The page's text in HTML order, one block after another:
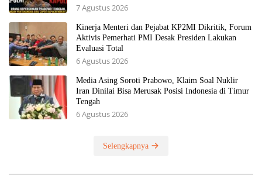
7 Agustus 2026
Kinerja Menteri dan Pejabat KP2MI Dikritik, Forum
Aktivis Pemerhati PMI Desak Presiden Lakukan
Evaluasi Total
6 Agustus 2026
Media Asing Soroti Prabowo, Klaim Soal Nuklir
Iran Dinilai Bisa Merusak Posisi Indonesia di Timur
Tengah
6 Agustus 2026
Selengkapnya